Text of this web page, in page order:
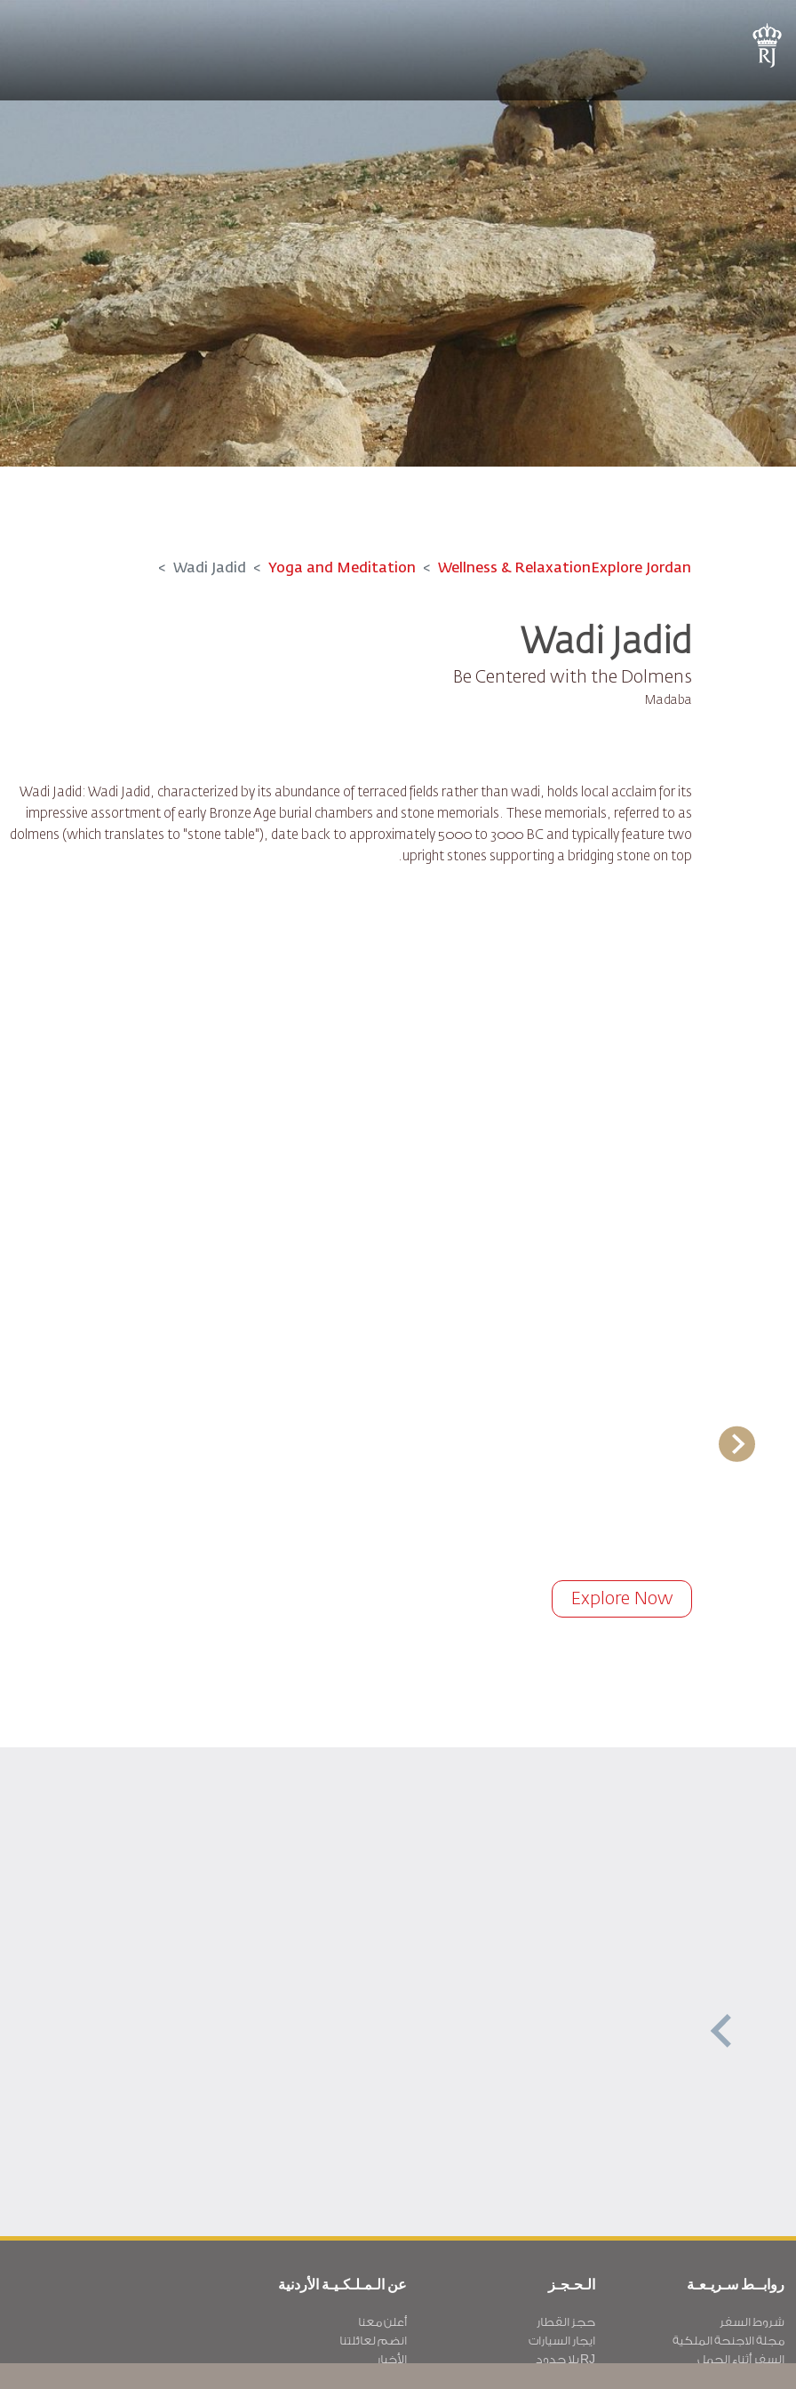
Explore Jordan
Wellness & Relaxation
Yoga and Meditation
Wadi Jadid
Wadi Jadid
Be Centered with the Dolmens
Madaba
Wadi Jadid: Wadi Jadid, characterized by its abundance of terraced fields rather than wadi, holds local acclaim for its
impressive assortment of early Bronze Age burial chambers and stone memorials. These memorials, referred to as
dolmens (which translates to "stone table"), date back to approximately 5000 to 3000 BC and typically feature two
upright stones supporting a bridging stone on top.
Explore Now
روابــط سـريـعـة
شروط السفر
مجلة الاجنحة الملكية
السفر أثناء الحمل
الـحـجـز
حجز القطار
ايجار السيارات
RJ بلا حدود
عن الـمـلـكـيـة الأردنية
أعلن معنا
انضم لعائلتنا
الأخبار